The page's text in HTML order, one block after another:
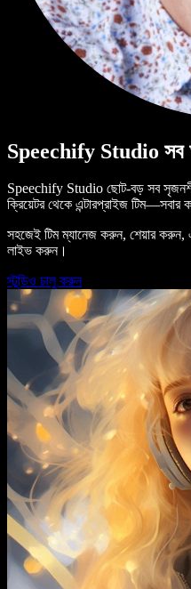
Speechify Studio সব
Speechify Studio ছোট-বড় সব
ক্রিয়েটর থেকে এন্টারপ্রাইজ টিম—সবার
সহজেই টিম ম্যানেজ করুন, শেয়ার
লাইভ করুন।
স্টুডিও চালু করুন